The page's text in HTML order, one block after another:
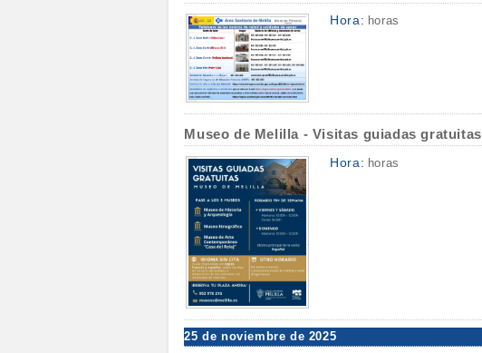
Hora: horas
Museo de Melilla - Visitas guiadas gratuitas
Hora: horas
25 de noviembre de 2025